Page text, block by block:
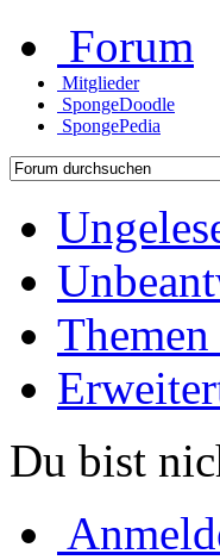
Forum
Mitglieder
SpongeDoodle
SpongePedia
Du bist